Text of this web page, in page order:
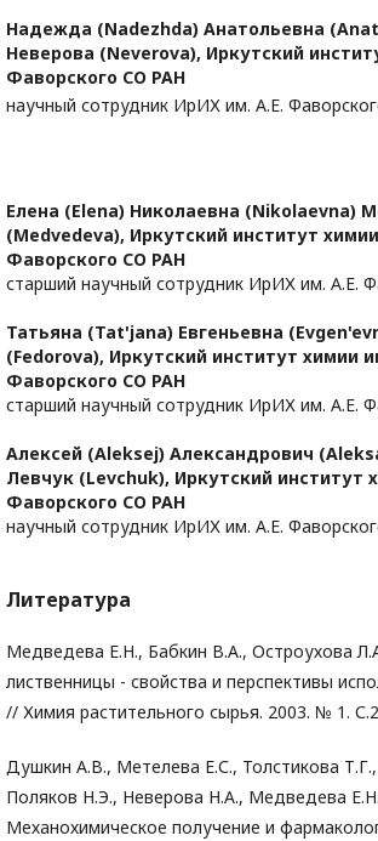
Надежда (Nadezhda) Анатольевна
Неверова (Neverova), Иркутский
Фаворского СО РАН
научный сотрудник ИрИХ им. А.Е.
Елена (Elena) Николаевна (Nikolaevna)
(Medvedeva), Иркутский институт
Фаворского СО РАН
старший научный сотрудник ИрИХ им. А.Е.
Татьяна (Tat'jana) Евгеньевна
(Fedorova), Иркутский институт химии
Фаворского СО РАН
старший научный сотрудник ИрИХ им. А.Е.
Алексей (Aleksej) Александрович
Левчук (Levchuk), Иркутский институт
Фаворского СО РАН
научный сотрудник ИрИХ им. А.Е.
Литература
Медведева Е.Н., Бабкин В.А., Остроухова
лиственницы - свойства и перспективы
// Химия растительного сырья. 2003. № 1.
Душкин А.В., Метелева Е.С., Толстикова
Поляков Н.Э., Неверова Н.А., Медведева
Механохимическое получение и